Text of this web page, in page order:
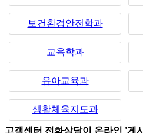
보건환경안전학과
교육학과
유아교육과
생활체육지도과
고객센터 전화상담이 온라인 '게